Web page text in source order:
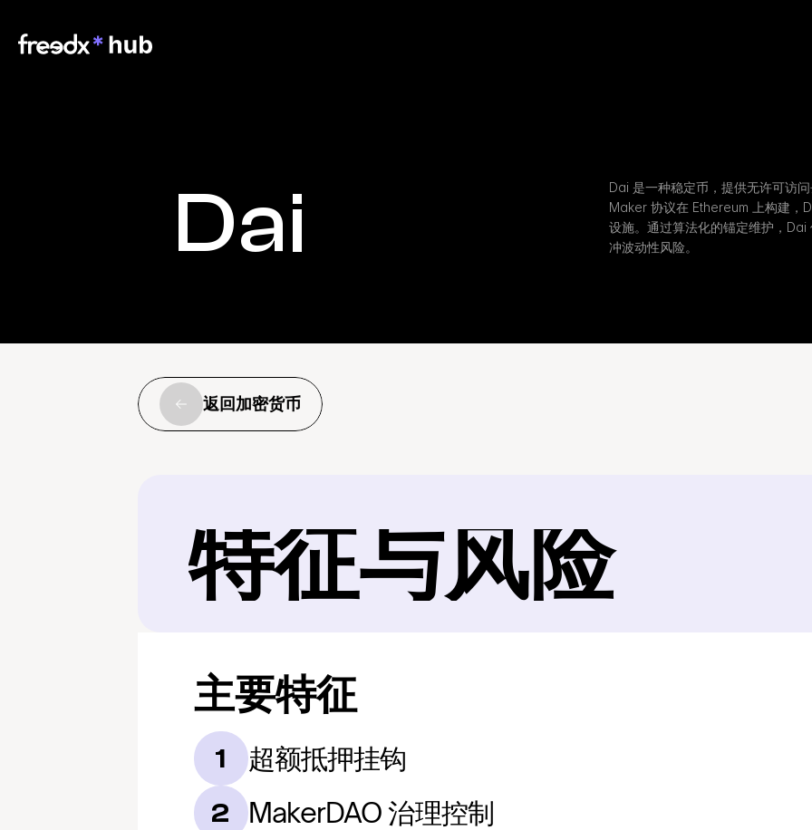
Dai
Dai 是一种稳定币，提供无许可访
Maker 协议在 Ethereum 上构建，
设施。通过算法化的锚定维护，
冲波动性风险。
返回加密货币
特征与风险
主要特征
1 超额抵押挂钩
2 MakerDAO 治理控制